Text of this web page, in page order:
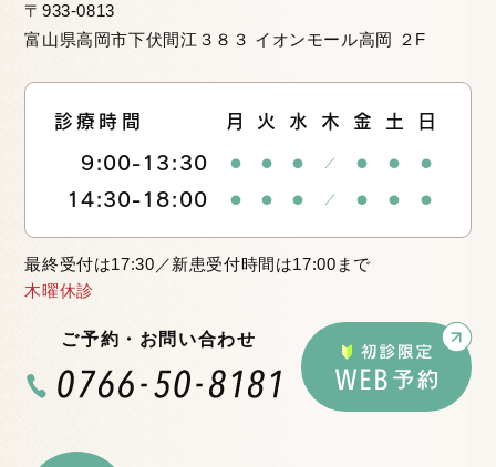
〒933-0813
富山県高岡市下伏間江３８３ イオンモール高岡 ２F
診療時間 月 火 水 木 金 土 日
9:00-13:30
14:30-18:00
最終受付は17:30／新患受付時間は17:00まで
木曜休診
ご予約・お問い合わせ